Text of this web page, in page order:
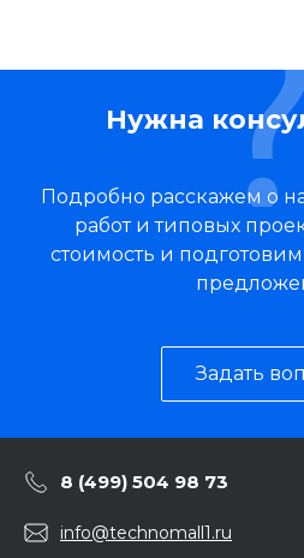
Нужна
Подробно расскажем о
работ и типовых
стоимость и
Задать
8 (499) 504 98 73
info@technomall1.ru